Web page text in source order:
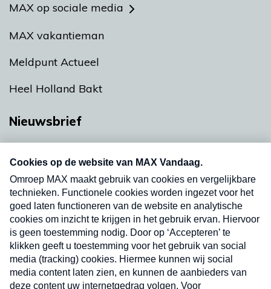
MAX op sociale media
MAX vakantieman
Meldpunt Actueel
Heel Holland Bakt
Nieuwsbrief
nieuwsbrief. Elke vrijdag- en dinsdagochtend in
uw mailbox.
Verzend